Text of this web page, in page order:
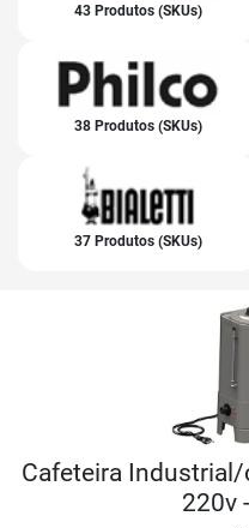
43 Produtos (SKUs)
38 Produtos (SKUs)
37 Produtos (SKUs)
Cafeteira
220v